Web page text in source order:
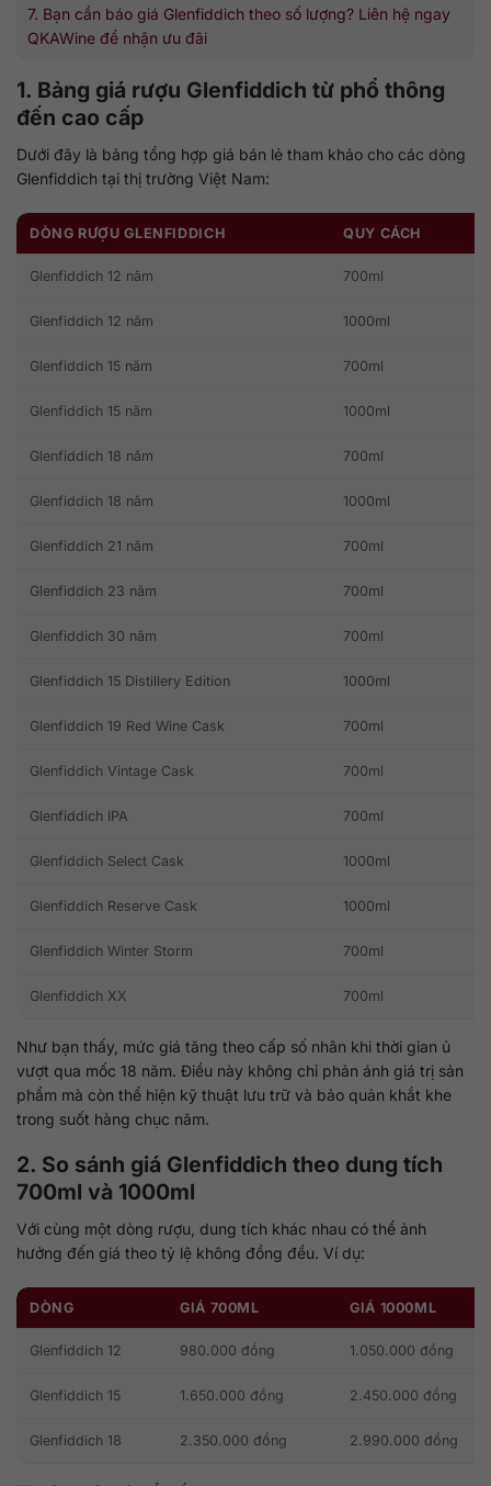
7. Bạn cần báo giá Glenfiddich theo số lượng? Liên hệ ngay
QKAWine để nhận ưu đãi
1. Bảng giá rượu Glenfiddich từ phổ thông
đến cao cấp
Dưới đây là bảng tổng hợp giá bán lẻ tham khảo cho các dòng
Glenfiddich tại thị trường Việt Nam:
DÒNG RƯỢU GLENFIDDICH QUY CÁCH
Glenfiddich 12 năm 700ml
Glenfiddich 12 năm 1000ml
Glenfiddich 15 năm 700ml
Glenfiddich 15 năm 1000ml
Glenfiddich 18 năm 700ml
Glenfiddich 18 năm 1000ml
Glenfiddich 21 năm 700ml
Glenfiddich 23 năm 700ml
Glenfiddich 30 năm 700ml
Glenfiddich 15 Distillery Edition 1000ml
Glenfiddich 19 Red Wine Cask 700ml
Glenfiddich Vintage Cask 700ml
Glenfiddich IPA 700ml
Glenfiddich Select Cask 1000ml
Glenfiddich Reserve Cask 1000ml
Glenfiddich Winter Storm 700ml
Glenfiddich XX 700ml
Như bạn thấy, mức giá tăng theo cấp số nhân khi thời gian ủ
vượt qua mốc 18 năm. Điều này không chỉ phản ánh giá trị sản
phẩm mà còn thể hiện kỹ thuật lưu trữ và bảo quản khắt khe
trong suốt hàng chục năm.
2. So sánh giá Glenfiddich theo dung tích
700ml và 1000ml
Với cùng một dòng rượu, dung tích khác nhau có thể ảnh
hưởng đến giá theo tỷ lệ không đồng đều. Ví dụ:
DÒNG GIÁ 700ML GIÁ 1000ML
Glenfiddich 12 980.000 đồng 1.050.000 đồng
Glenfiddich 15 1.650.000 đồng 2.450.000 đồng
Glenfiddich 18 2.350.000 đồng 2.990.000 đồng